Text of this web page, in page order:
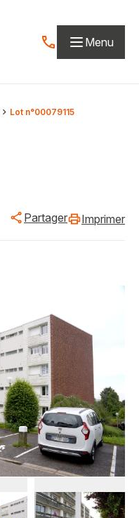
Contactez-nous
Menu
Lot n°00079115
Partager Imprimer